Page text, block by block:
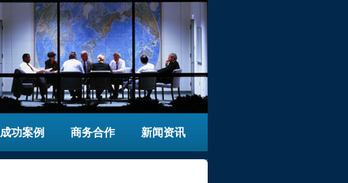
成功案例 商务合作 新闻资讯